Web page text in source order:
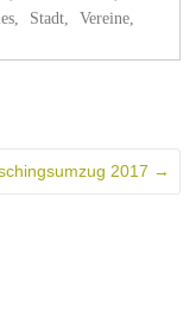
Stadt Vereine
2017 →